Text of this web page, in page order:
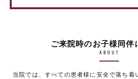
ご来院時のお子様同伴
ABOUT
当院では、すべての患者様に安全で落ち着